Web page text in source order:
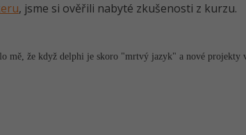
, jsme si ověřili nabyté zkušenosti z kurzu.
mě, že když delphi je skoro "mrtvý jazyk" a nové